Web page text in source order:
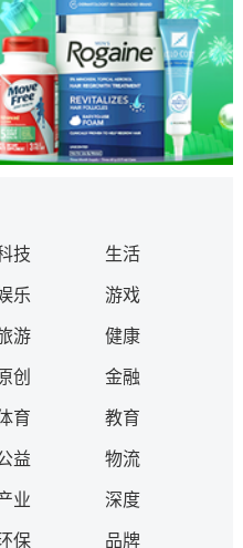
技 生活
乐 游戏
游 健康
创 金融
育 教育
益 物流
业 深度
保 品牌